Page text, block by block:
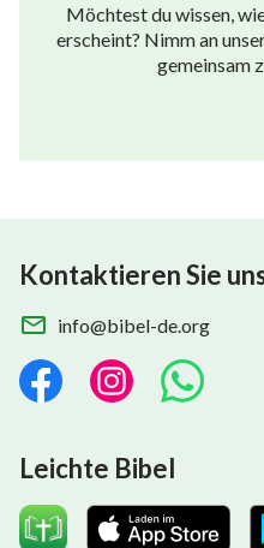
Möchtest du wissen,
erscheint? Nimm an
gemeinsam
Kontaktieren Sie
info@bibel-de.org
Leichte Bibel